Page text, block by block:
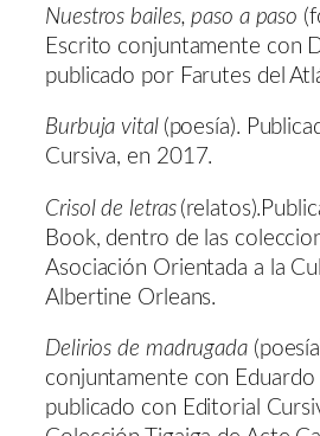
Nuestros bailes, paso a paso
Escrito conjuntamente con
publicado por Farutes del
Burbuja vital (poesí­a).
Cursiva, en 2017.
Crisol de letras
Book, dentro de las
Asociación Orientada a la
Albertine Orleans.
Delirios de madrugada
conjuntamente con Eduardo
publicado con Editorial